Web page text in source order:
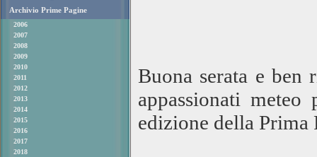
Archivio Prime Pagine
2006
2007
2008
2009
2010
2011
2012
2013
2014
2015
2016
2017
2018
Buona serata e
appassionati meteo
edizione della Prima